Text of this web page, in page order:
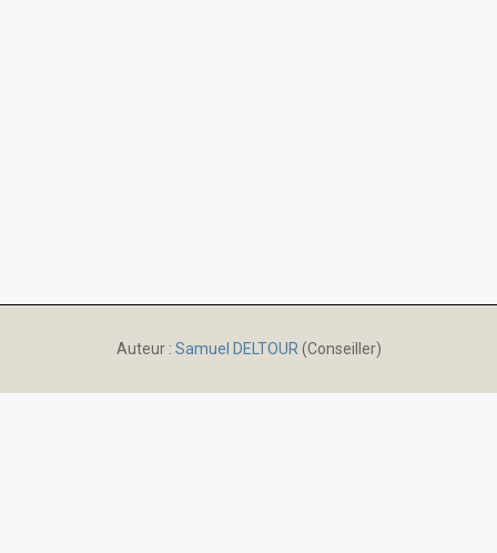
Auteur : Samuel DELTOUR (Conseiller)